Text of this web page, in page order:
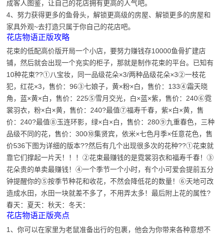
成客人图鉴，让自己的花店拥有更高的人气吧。
4、努力获得更多的鱼骨头，解锁更高级的房屋、解锁更多的房屋和
家具外观~去打造只属于你自己的花店吧。
花店物语正版攻略
花束的低配高价版开局一个小店，要努力赚钱存10000鱼骨扩建店
铺，然后就会出现一个充实的柜子，那就是制作花束的平台。已知有
10种花束??①八宝妆，同一品级花朵×3/两种品级花朵×3②一枝花
犯，红花×3，售价：96③七娘子，黄×粉×白，售价：133④霜天晓
角，蓝×黄×白，售价：225⑤雪月交光，白×蓝×紫，售价：240⑥霓
裳羽衣，粉×白×黄，售价：240?最值⑦福寿千春，紫×白×黄，售
价：240?最值⑧玉连环影，绿×白×白，售价：280⑨九重春色，三种
品级不同的花，售价：300⑩集贤宾，依米×七色月季×任意花色，售
价536下图为详细的版本??然后有几个出现很多次的花种??①花束就
靠它们撑起一片天！！！②花束最赚钱的是霓裳羽衣和福寿千春！③
花朵贵的单卖最赚钱！④一个季节一个小时，有个小可爱会提前五分
钟提醒你的⑤按季节种花和收花，不然会降低花的数量！⑥天地可改
造成水田，水田一块就差不多了，不用弄太多！最后附上花的属性?
春天：夏天：秋天：冬天：
花店物语正版亮点
1、你可以在家里为老鼠准备出行的包裹，他会为你带来各种意想不